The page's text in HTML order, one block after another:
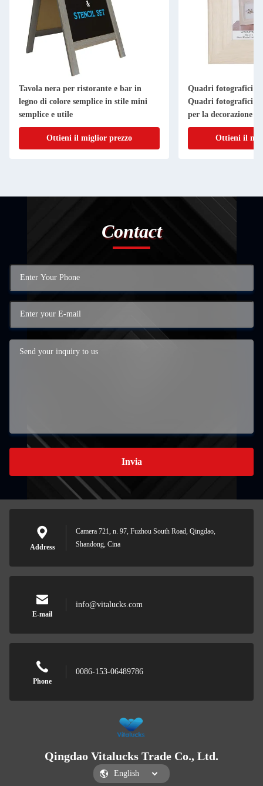
Tavola nera per ristorante e bar in
legno di colore semplice in stile mini
semplice e utile
Ottieni il miglior prezzo
Quadri fotografici
Quadri fotografici
per la decorazione
Ottieni il
Contact
Invia
Address
Camera 721, n. 97, Fuzhou South Road, Qingdao,
Shandong, Cina
E-mail
info@vitalucks.com
Phone
0086-153-06489786
Qingdao Vitalucks Trade Co., Ltd.